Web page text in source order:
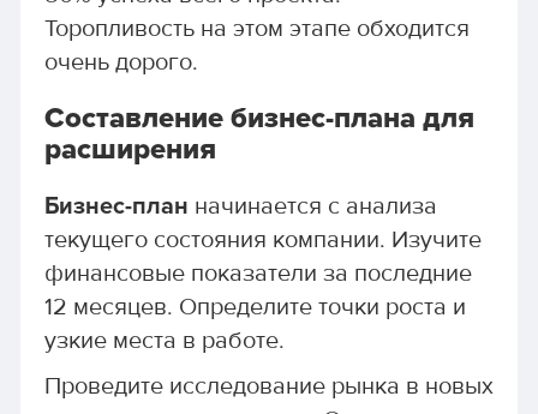
Торопливость на этом этапе обходится
очень дорого.
Составление бизнес-плана для
расширения
Бизнес-план начинается с анализа
текущего состояния компании. Изучите
финансовые показатели за последние
12 месяцев. Определите точки роста и
узкие места в работе.
Проведите исследование рынка в новых